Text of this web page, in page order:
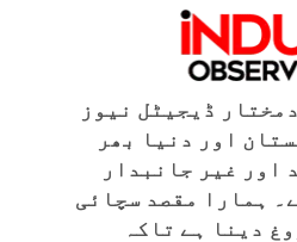
ڈیجیٹل نیوز
اور دنیا بھر
اور غیر جانبدار
ہمارا مقصد سچائی
دینا ہے تاکہ